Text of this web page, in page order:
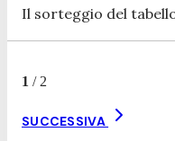
Il sorteggio del
1 / 2
SUCCESSIVA